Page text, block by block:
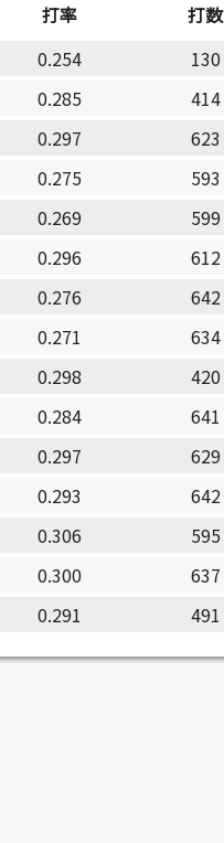
打率 打数
0.254 130
0.285 414
0.297 623
0.275 593
0.269 599
0.296 612
0.276 642
0.271 634
0.298 420
0.284 641
0.297 629
0.293 642
0.306 595
0.300 637
0.291 491